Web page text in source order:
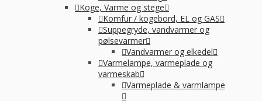
Koge, Varme og stege
Komfur / kogebord, EL og GAS
Suppegryde, vandvarmer og
pølsevarmer
Vandvarmer og elkedel
Varmelampe, varmeplade og
varmeskab
Varmeplade & varmlampe